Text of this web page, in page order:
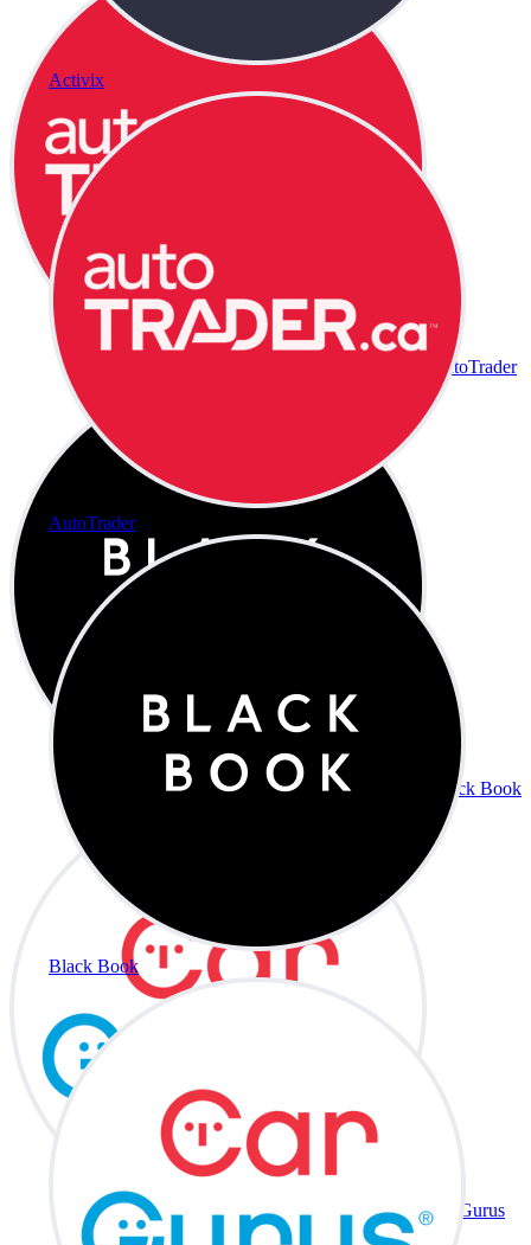
Activix
AutoTrader
Black Book
AutoTrader
Black Book
CarGurus